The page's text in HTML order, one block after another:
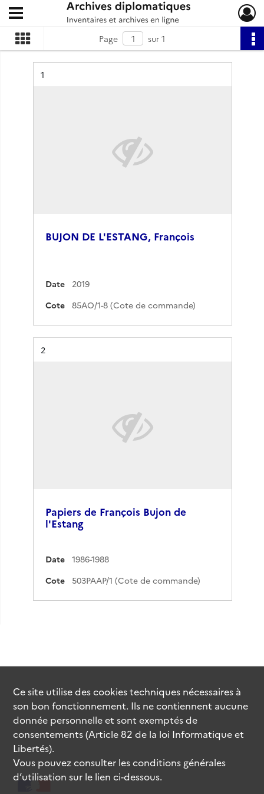
Archives diplomatiques
Ouvrir le menu déroulant
Page sur 1
Résultat n°
1
BUJON DE L'ESTANG, François
Date
2019
Cote
85AO/1-8 (Cote de commande)
Résultat n°
2
Papiers de François Bujon de
l'Estang
Date
1986-1988
Cote
503PAAP/1 (Cote de commande)
Ce site utilise descookiestechniques nécessaires à
son bon fonctionnement. Ils ne contiennent aucune
donnée personnelle et sont exemptés de
consentements (Article 82 de la loi Informatique et
Libertés).
Vous pouvez consulter les conditions générales
d’utilisation sur le lien ci-dessous.